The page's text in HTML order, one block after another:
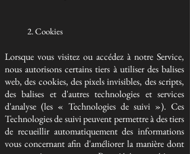
2. Cookies
Lorsque vous visitez ou accédez à notre Service,
nous autorisons certains tiers à utiliser des balises
web, des cookies, des pixels invisibles, des scripts,
des balises et d'autres technologies et services
d'analyse (les « Technologies de suivi »). Ces
Technologies de suivi peuvent permettre à des tiers
de recueillir automatiquement des informations
vous concernant afin d'améliorer la manière dont